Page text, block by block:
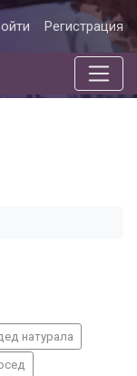
Регистрация
натурала